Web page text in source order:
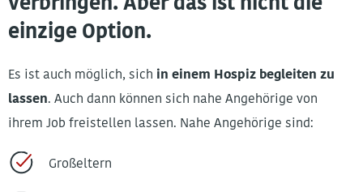
verbringen. Aber das ist nicht die
einzige Option.
Es ist auch möglich, sich in einem Hospiz begleiten zu
lassen. Auch dann können sich nahe Angehörige von
ihrem Job freistellen lassen. Nahe Angehörige sind:
Großeltern